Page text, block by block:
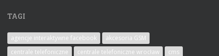
TAGI
agencje interaktywne facebook
akcesoria GSM
centrale telefoniczne
centrale telefoniczne wrocław
cms